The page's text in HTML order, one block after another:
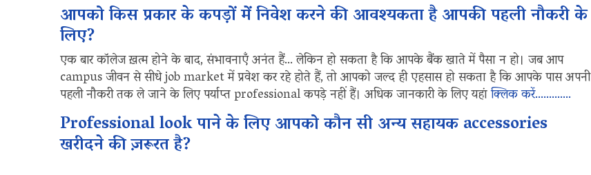
आपको किस प्रकार के कपड़ों में निवेश करने की आवश्यकता है आपकी पहली नौकरी के
लिए?
एक बार कॉलेज ख़त्म होने के बाद, संभावनाएँ अनंत हैं... लेकिन हो सकता है कि आपके बैंक खाते में पैसा न हो। जब आप
campus जीवन से सीधे job market में प्रवेश कर रहे होते हैं, तो आपको जल्द ही एहसास हो सकता है कि आपके पास अपनी
पहली नौकरी तक ले जाने के लिए पर्याप्त professional कपड़े नहीं हैं। अधिक जानकारी के लिए यहांक्लिक करें………….
Professional look पाने के लिए आपको कौन सी अन्य सहायक accessories
खरीदने की ज़रूरत है?